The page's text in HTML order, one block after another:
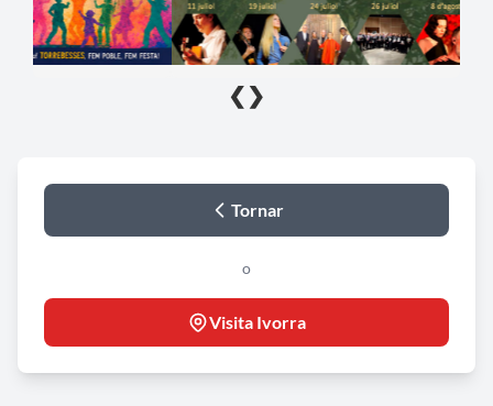
❮ ❯
Tornar
o
Visita Ivorra